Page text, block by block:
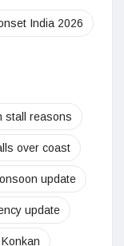
India 2026
stall reasons
over coast
update
update